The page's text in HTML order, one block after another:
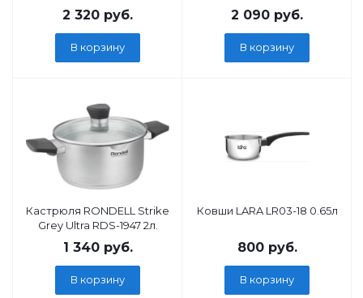
2 320 руб.
В корзину
2 090 руб.
В корзину
Кастрюля RONDELL Strike
Grey Ultra RDS-1947 2л.
1 340руб.
В корзину
Ковши LARA LR03-18 0.65л
800руб.
В корзину